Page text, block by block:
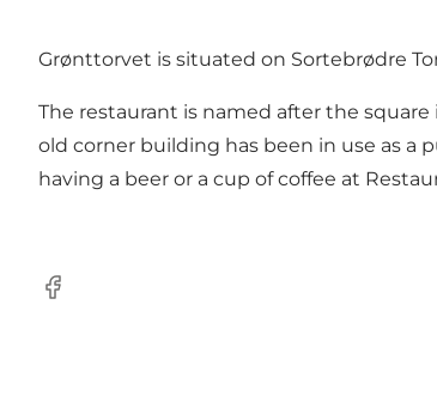
Grønttorvet is situated on Sortebrødre
The restaurant is named after the
old corner building has been in use as a
having a beer or a cup of coffee at
Facebook